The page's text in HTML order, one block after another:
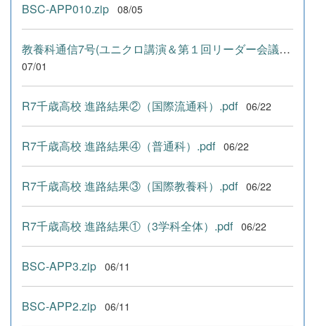
BSC-APP010.zip 08/05
教養科通信7号(ユニクロ講演＆第１回リーダー会議) .pdf
07/01
R7千歳高校 進路結果②（国際流通科）.pdf 06/22
R7千歳高校 進路結果④（普通科）.pdf 06/22
R7千歳高校 進路結果③（国際教養科）.pdf 06/22
R7千歳高校 進路結果①（3学科全体）.pdf 06/22
BSC-APP3.zip 06/11
BSC-APP2.zip 06/11